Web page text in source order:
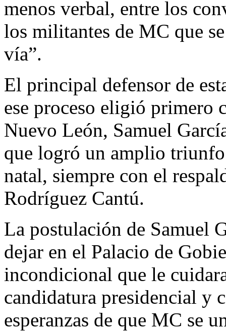
menos verbal, entre los
los militantes de MC que
vía”.
El principal defensor de
ese proceso eligió primero
Nuevo León, Samuel
que logró un amplio
natal, siempre con el
Rodríguez Cantú.
La postulación de Samuel
dejar en el Palacio de
incondicional que le
candidatura presidencial y
esperanzas de que MC se